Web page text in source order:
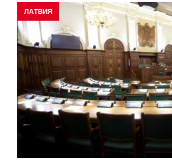
ЛАТВИЯ